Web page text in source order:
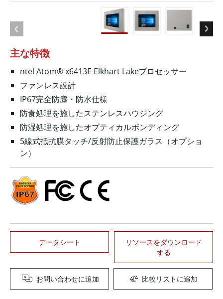
主な特徴
ntel Atom® x6413E Elkhart Lakeプロセッサー
ファンレス設計
IP67完全防塵・防水仕様
防食処理を施したステンレスハウジング
防湿処理を施したオプティカルボンディング
5線式抵抗膜タッチ/反射防止保護ガラス（オプショ
ン）
データシート
リソースをダウンロード
する
お問い合わせに追加 比較リストに追加